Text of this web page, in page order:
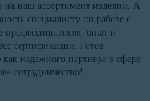
на наш ассортимент изделий. А
специалисту по работе с
профессионализм, опыт и
сертификации. Готов
надёжного партнера в сфере
сотрудничество!